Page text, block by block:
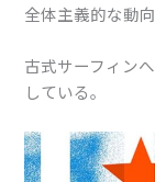
全体主義的な動
古式サーフィン
している。